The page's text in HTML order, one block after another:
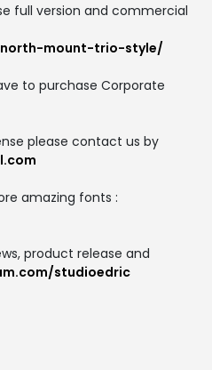
full version and commercial
mount-trio-style/
to purchase Corporate
please contact us by
amazing fonts :
product release and
studioedric